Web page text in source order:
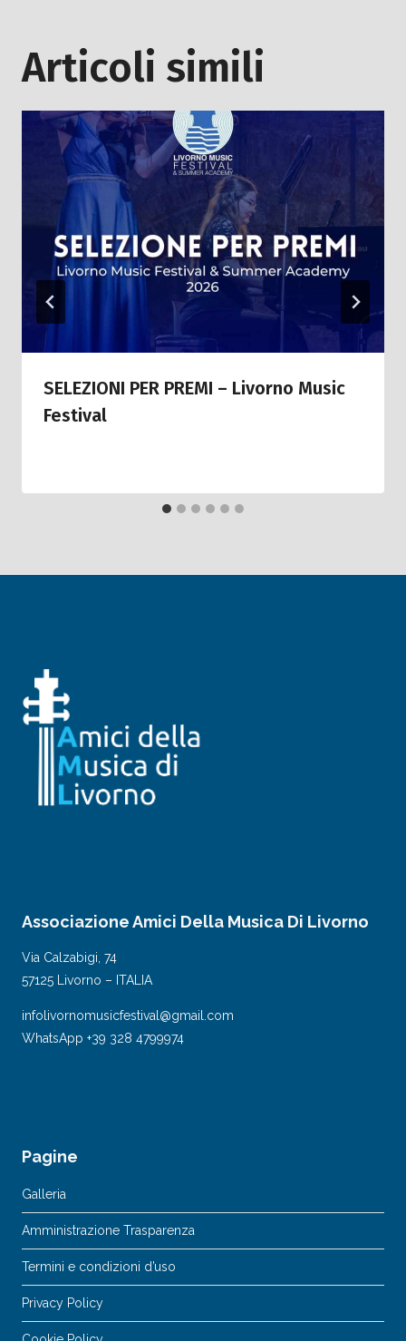
Articoli simili
SELEZIONI PER PREMI – Livorno Music
Festival
Associazione Amici Della Musica Di Livorno
Via Calzabigi, 74
57125 Livorno – ITALIA
infolivornomusicfestival@gmail.com
WhatsApp +39 328 4799974
Pagine
Galleria
Amministrazione Trasparenza
Termini e condizioni d’uso
Privacy Policy